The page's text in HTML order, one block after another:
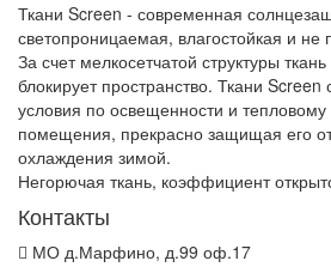
Ткани Screen - современная
светопроницаемая, влагостойкая и
За счет мелкосетчатой структуры
блокирует пространство. Ткани
условия по освещенности и
помещения, прекрасно защищая его
охлаждения зимой.
Негорючая ткань, коэффициент
Контакты
МО д.Марфино, д.99 оф.17